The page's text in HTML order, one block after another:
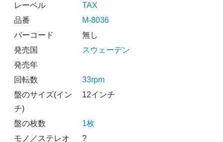
レーベル
TAX
品番
M-8036
バーコード
無し
発売国
スウェーデン
発売年
回転数
33rpm
盤のサイズ(イン
チ)
12インチ
盤の枚数
1枚
モノ／ステレオ
?